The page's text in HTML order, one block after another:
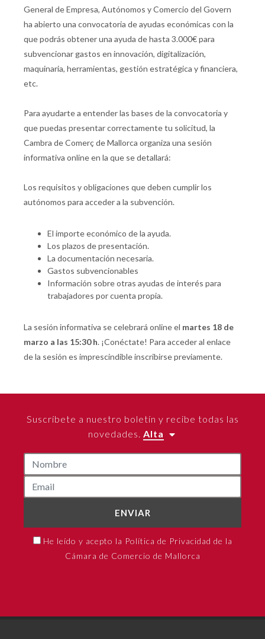
General de Empresa, Autónomos y Comercio del Govern
ha abierto una convocatoria de ayudas económicas con la
que podrás obtener una ayuda de hasta 3.000€ para
subvencionar gastos en innovación, digitalización,
maquinaria, herramientas, gestión estratégica y financiera,
etc.
Para ayudarte a entender las bases de la convocatoria y
que puedas presentar correctamente tu solicitud, la
Cambra de Comerç de Mallorca organiza una sesión
informativa online en la que se detallará:
Los requisitos y obligaciones que deben cumplir los
autónomos para acceder a la subvención.
El importe económico de la ayuda.
Los plazos de presentación.
La documentación necesaria.
Gastos subvencionables
Información sobre otras ayudas de interés para
trabajadores por cuenta propia.
La sesión informativa se celebrará online el martes 18 de
marzo a las 15:30 h. ¡Conéctate! Para acceder al enlace
de la sesión es imprescindible inscribirse previamente.
Suscríbete a nuestro boletín y recibe todas las
novedades. Alta
ENVIAR
He leído y acepto la Política de Privacidad de la
Cámara de Comercio de Mallorca